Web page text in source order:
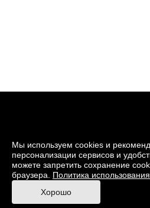
© 2026 Музей кино
При поддержке
Мы используем cookies и
персонализации сервисов и
можете запретить сохранение
браузера. Политика
Хорошо